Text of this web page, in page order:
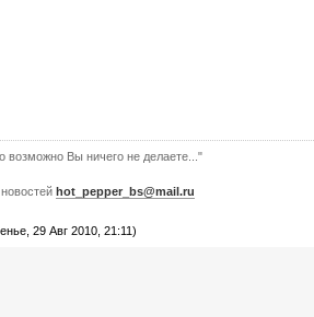
возможно Вы ничего не делаете..."
hot_pepper_bs@mail.ru
29 Авг 2010, 21:11)